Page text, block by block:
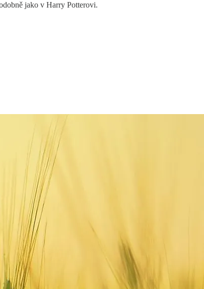
jako v Harry Potterovi.